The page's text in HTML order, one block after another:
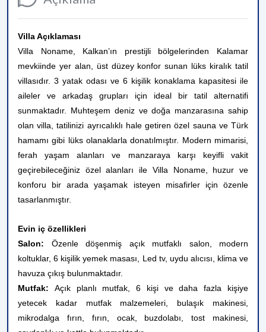
Villa Açıklaması
Villa Noname, Kalkan’ın prestijli bölgelerinden Kalamar
mevkiinde yer alan, üst düzey konfor sunan lüks kiralık tatil
villasıdır. 3 yatak odası ve 6 kişilik konaklama kapasitesi ile
aileler ve arkadaş grupları için ideal bir tatil alternatifi
sunmaktadır. Muhteşem deniz ve doğa manzarasına sahip
olan villa, tatilinizi ayrıcalıklı hale getiren özel sauna ve Türk
hamamı gibi lüks olanaklarla donatılmıştır. Modern mimarisi,
ferah yaşam alanları ve manzaraya karşı keyifli vakit
geçirebileceğiniz özel alanları ile Villa Noname, huzur ve
konforu bir arada yaşamak isteyen misafirler için özenle
tasarlanmıştır.
Evin iç özellikleri
Salon: Özenle döşenmiş açık mutfaklı salon, modern
koltuklar, 6 kişilik yemek masası, Led tv, uydu alıcısı, klima ve
havuza çıkış bulunmaktadır.
Mutfak: Açık planlı mutfak, 6 kişi ve daha fazla kişiye
yetecek kadar mutfak malzemeleri, bulaşık makinesi,
mikrodalga fırın, fırın, ocak, buzdolabı, tost makinesi,